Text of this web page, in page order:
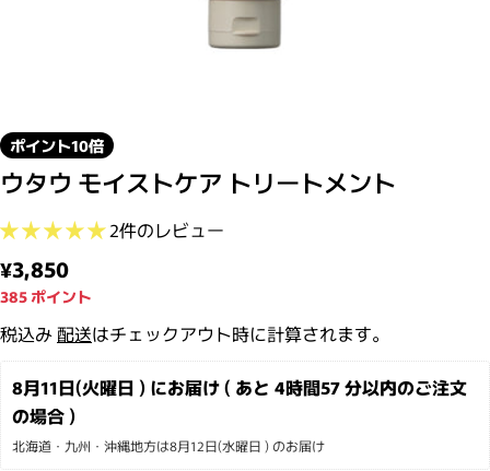
ポイント10倍
ウタウ モイストケア トリートメント
2件のレビュー
通常価格
¥3,850
385ポイント
税込み配送はチェックアウト時に計算されます。
8月11日(火曜日 ) にお届け ( あと 4時間57 分以内のご注文
の場合 )
北海道・九州・沖縄地方は8月12日(水曜日 ) のお届け